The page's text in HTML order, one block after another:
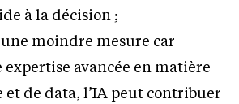
à la décision ;
moindre mesure car
expertise avancée en matière
de data, l’IA peut contribuer